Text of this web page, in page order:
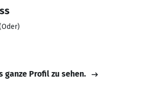
ganze Profil zu sehen.